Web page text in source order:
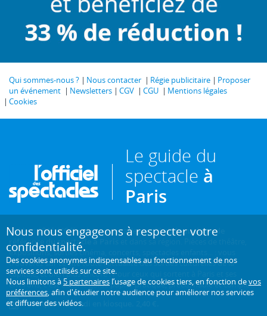
Qui sommes-nous ? Nous contacter Régie publicitaire
Proposer
un événement
Newsletters CGV CGU
Mentions légales
Cookies
Le guide du
spectacle à
Paris
Créé en 1946, L'Officiel des spectacles estl'hebdomadaire de
référence du spectacle à Paris
et dans sa région. Pièces de théâtre,
expositions, sorties cinéma, concerts, spectacles enfants... : vous
trouverez sur ce site toute l'actualité des sorties culturelles de la
capitale, et bien plus encore ! Pour ceux qui sortent à Paris et ses
environs, c'est aussi le guide papier pratique, précis, fiable et complet.
Chaque mercredi en kiosque. 2,40 €.
Nous nous engageons à respecter votre
confidentialité.
Des cookies anonymes indispensables au fonctionnement de nos
services sont utilisés sur ce site.
Nous limitons à5 partenaires l’usage de cookies tiers, en fonction devos
préférences, afin d'étudier notre audience pour améliorer nos services
et diffuser des vidéos.